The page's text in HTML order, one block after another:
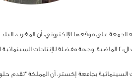
على موقعها الإلكتروني، أن المغرب،
وأوضحت القناة الأمريكية أن المغرب أصبح، خلال السنوات ال20
السينمائية بجامعة إكستر، أن المملكة "تقدم